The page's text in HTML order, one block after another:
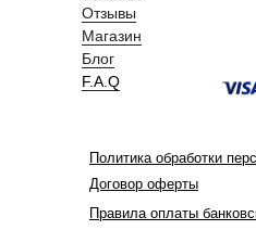
Отзывы
Магазин
Блог
F.A.Q
Политика обработки
Договор оферты
Правила оплаты